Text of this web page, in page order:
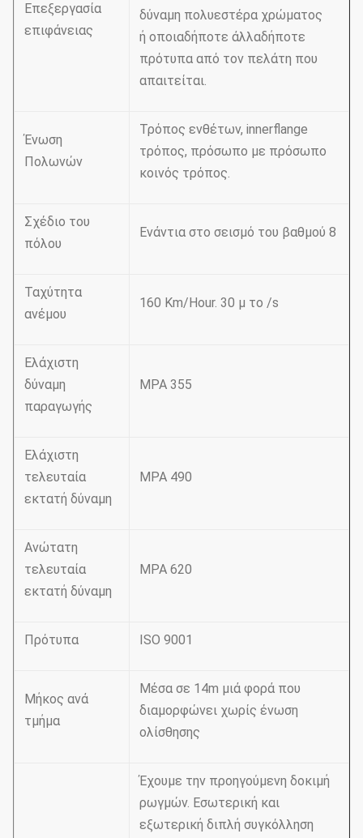
Επεξεργασία
επιφάνειας
δύναμη πολυεστέρα χρώματος
ή οποιαδήποτε άλλαδήποτε
πρότυπα από τον πελάτη που
απαιτείται.
Ένωση
Πολωνών
Τρόπος ενθέτων, innerflange
τρόπος, πρόσωπο με πρόσωπο
κοινός τρόπος.
Σχέδιο του
πόλου
Ενάντια στο σεισμό του βαθμού 8
Ταχύτητα
ανέμου
160 Km/Hour. 30 μ το /s
Ελάχιστη
δύναμη
παραγωγής
MPA 355
Ελάχιστη
τελευταία
εκτατή δύναμη
MPA 490
Ανώτατη
τελευταία
εκτατή δύναμη
MPA 620
Πρότυπα ISO 9001
Μήκος ανά
τμήμα
Μέσα σε 14m μιά φορά που
διαμορφώνει χωρίς ένωση
ολίσθησης
Έχουμε την προηγούμενη δοκιμή
ρωγμών. Εσωτερική και
εξωτερική διπλή συγκόλληση